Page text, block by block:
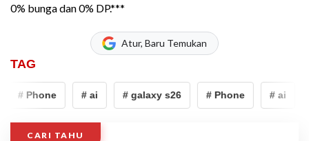
0% bunga dan 0% DP.***
Atur, Baru Temukan
TAG
# Phone # ai # galaxy s26 # Phone # ai
CARI TAHU